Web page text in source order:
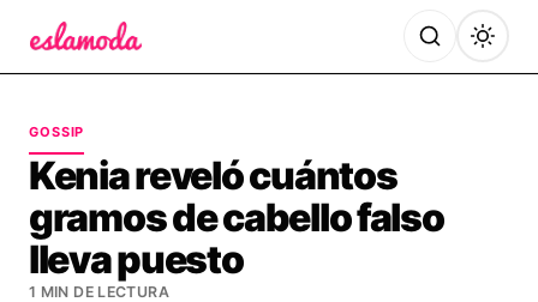
GOSSIP
Kenia reveló cuántos
gramos de cabello falso
lleva puesto
1 MIN DE LECTURA